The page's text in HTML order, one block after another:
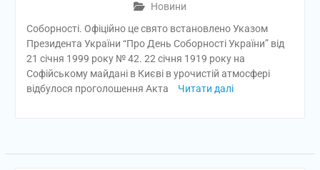
Новини
Соборності. Офіційно це свято встановлено Указом
Президента України “Про День Соборності України” від
21 січня 1999 року № 42. 22 січня 1919 року на
Софійському майдані в Києві в урочистій атмосфері
відбулося проголошення Акта
Читати далі